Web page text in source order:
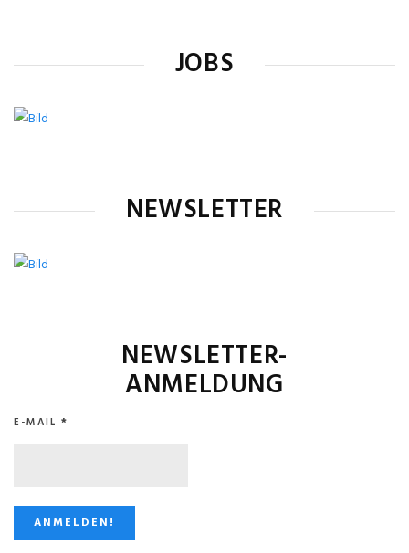
JOBS
NEWSLETTER
NEWSLETTER-
ANMELDUNG
E-MAIL *